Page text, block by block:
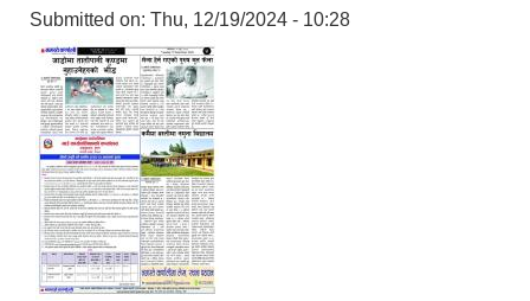
Submitted on: Thu, 12/19/2024 - 10:28